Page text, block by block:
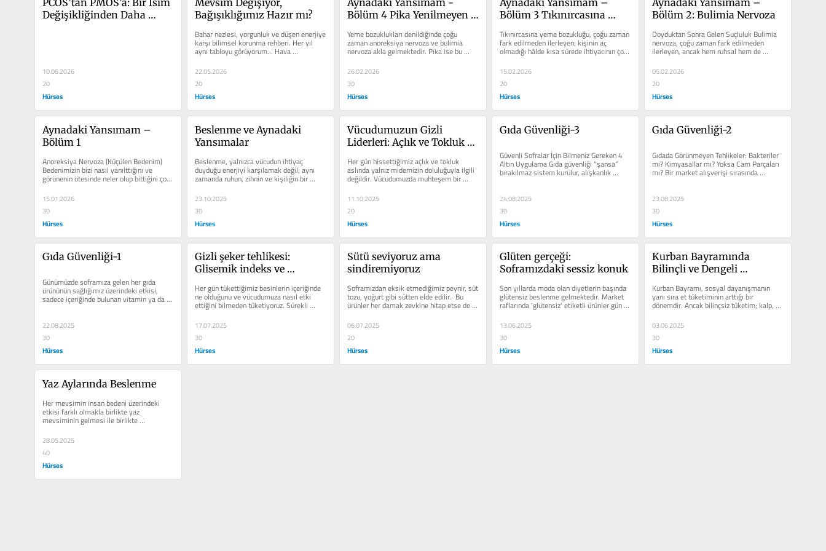
Değişikliğinden Daha
10.06.2026
20
Hürses
Bağışıklığımız Hazır mı?
Bahar nezlesi, yorgunluk ve düşen enerjiye
karşı bilimsel korunma rehberi. Her yıl
aynı tabloyu görüyorum… Hava
güzelleşiyor, doğa...
22.05.2026
20
Hürses
Bölüm 4 Pika Yenilmeyen
Yeme bozuklukları denildiğinde çoğu
zaman anoreksiya nervoza ve bulimia
nervoza akla gelmektedir. Pika ise bu
bozukluklardan farklı olarak daha...
26.02.2026
30
Hürses
Bölüm 3 Tıkınırcasına
Tıkınırcasına yeme bozukluğu, çoğu zaman
fark edilmeden ilerleyen; kişinin aç
olmadığı hâlde kısa sürede ihtiyacının çok
üzerinde...
15.02.2026
20
Hürses
Bölüm 2: Bulimia Nervoza
Doyduktan Sonra Gelen Suçluluk Bulimia
nervoza, çoğu zaman fark edilmeden
ilerleyen, ancak hem ruhsal hem de
bedensel sağlığı ciddi biçimde...
05.02.2026
20
Hürses
Aynadaki Yansımam –
Bölüm 1
Anoreksiya Nervoza (Küçülen Bedenim)
Bedenimizin bizi nasıl yanılttığını ve
görünenin ötesinde neler olup bittiğini çoğu
zaman...
15.01.2026
30
Hürses
Beslenme ve Aynadaki
Yansımalar
Beslenme, yalnızca vücudun ihtiyaç
duyduğu enerjiyi karşılamak değil; aynı
zamanda ruhun, zihnin ve kişiliğin bir
yansımasıdır. Ancak...
23.10.2025
30
Hürses
Vücudumuzun Gizli
Liderleri: Açlık ve Tokluk
Her gün hissettiğimiz açlık ve tokluk
aslında yalnız midemizin doluluğuyla ilgili
değildir. Vücudumuzda muhteşem bir
matematik işler;...
11.10.2025
20
Hürses
Gıda Güvenliği-3
Güvenli Sofralar İçin Bilmeniz Gereken 4
Altın Uygulama Gıda güvenliği “şansa”
bırakılmaz sistem kurulur, alışkanlık
24.08.2025
30
Hürses
Gıda Güvenliği-2
Gıdada Görünmeyen Tehlikeler: Bakteriler
mi? Kimyasallar mı? Yoksa Cam Parçaları
mı? Bir market alışverişi sırasında
23.08.2025
30
Hürses
Gıda Güvenliği-1
Günümüzde soframıza gelen her gıda
ürününün sağlığımız üzerindeki etkisi,
sadece içeriğinde bulunan vitamin ya da
kalorilerle...
22.08.2025
30
Hürses
Gizli şeker tehlikesi:
Glisemik indeks ve
Her gün tükettiğimiz besinlerin içeriğinde
ne olduğunu ve vücudumuza nasıl etki
ettiğini bilmeden tüketiyoruz. Sürekli
tükettiğimiz, her...
17.07.2025
30
Hürses
Sütü seviyoruz ama
sindiremiyoruz
Soframızdan eksik etmediğimiz peynir, süt
tozu, yoğurt gibi sütten elde edilir.  Bu
ürünler her damak zevkine hitap etse de
06.07.2025
20
Hürses
Glüten gerçeği:
Soframızdaki sessiz konuk
Son yıllarda moda olan diyetlerin başında
glütensiz beslenme gelmektedir. Market
raflarında ‘glütensiz’ etiketli ürünler gün
13.06.2025
30
Hürses
Kurban Bayramında
Bilinçli ve Dengeli
Kurban Bayramı, sosyal dayanışmanın
yanı sıra et tüketiminin arttığı bir
dönemdir. Ancak bilinçsiz tüketim; kalp,
03.06.2025
30
Hürses
Yaz Aylarında Beslenme
Her mevsimin insan bedeni üzerindeki
etkisi farklı olmakla birlikte yaz
mevsiminin gelmesi ile birlikte
beslenmenizde belirli değişiklikler...
28.05.2025
40
Hürses